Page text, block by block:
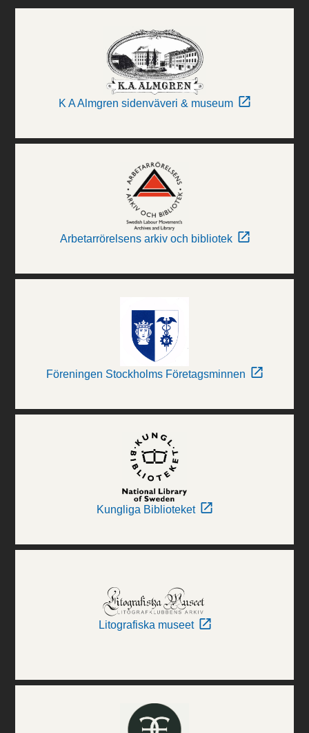
K A Almgren sidenväveri & museum
Arbetarrörelsens arkiv och bibliotek
Föreningen Stockholms Företagsminnen
Kungliga Biblioteket
Litografiska museet